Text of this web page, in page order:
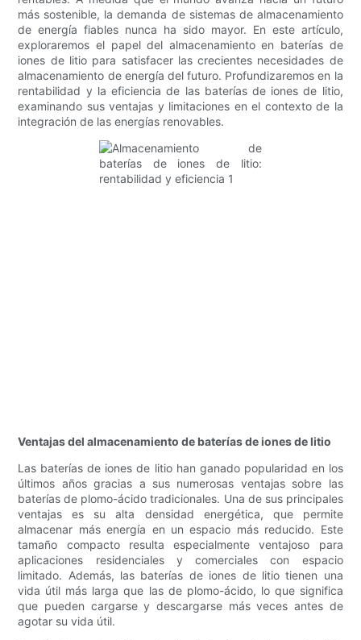
más sostenible, la demanda de sistemas de almacenamiento
de energía fiables nunca ha sido mayor. En este artículo,
exploraremos el papel del almacenamiento en baterías de
iones de litio para satisfacer las crecientes necesidades de
almacenamiento de energía del futuro. Profundizaremos en la
rentabilidad y la eficiencia de las baterías de iones de litio,
examinando sus ventajas y limitaciones en el contexto de la
integración de las energías renovables.
Ventajas del almacenamiento de baterías de iones de litio
Las baterías de iones de litio han ganado popularidad en los
últimos años gracias a sus numerosas ventajas sobre las
baterías de plomo-ácido tradicionales. Una de sus principales
ventajas es su alta densidad energética, que permite
almacenar más energía en un espacio más reducido. Este
tamaño compacto resulta especialmente ventajoso para
aplicaciones residenciales y comerciales con espacio
limitado. Además, las baterías de iones de litio tienen una
vida útil más larga que las de plomo-ácido, lo que significa
que pueden cargarse y descargarse más veces antes de
agotar su vida útil.